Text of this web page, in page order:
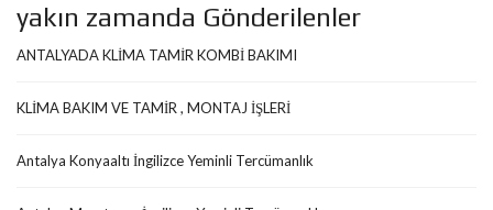
yakın zamanda Gönderilenler
ANTALYADA KLİMA TAMİR KOMBİ BAKIMI
KLİMA BAKIM VE TAMİR , MONTAJ İŞLERİ
Antalya Konyaaltı İngilizce Yeminli Tercümanlık